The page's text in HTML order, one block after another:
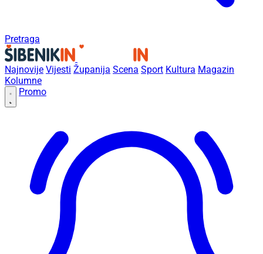
Pretraga
Najnovije Vijesti Županija Scena Sport Kultura Magazin
Kolumne
Promo